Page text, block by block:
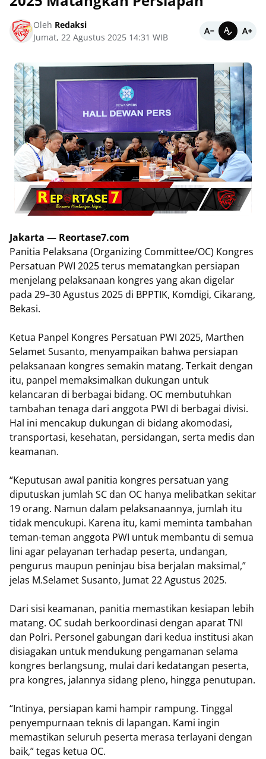
Oleh Redaksi
Jumat, 22 Agustus 2025 14:31 WIB
Jakarta — Reortase7.com
Panitia Pelaksana (Organizing Committee/OC) Kongres
Persatuan PWI 2025 terus mematangkan persiapan
menjelang pelaksanaan kongres yang akan digelar
pada 29–30 Agustus 2025 di BPPTIK, Komdigi, Cikarang,
Bekasi.
Ketua Panpel Kongres Persatuan PWI 2025, Marthen
Selamet Susanto, menyampaikan bahwa persiapan
pelaksanaan kongres semakin matang. Terkait dengan
itu, panpel memaksimalkan dukungan untuk
kelancaran di berbagai bidang. OC membutuhkan
tambahan tenaga dari anggota PWI di berbagai divisi.
Hal ini mencakup dukungan di bidang akomodasi,
transportasi, kesehatan, persidangan, serta medis dan
keamanan.
“Keputusan awal panitia kongres persatuan yang
diputuskan jumlah SC dan OC hanya melibatkan sekitar
19 orang. Namun dalam pelaksanaannya, jumlah itu
tidak mencukupi. Karena itu, kami meminta tambahan
teman-teman anggota PWI untuk membantu di semua
lini agar pelayanan terhadap peserta, undangan,
pengurus maupun peninjau bisa berjalan maksimal,”
jelas M.Selamet Susanto, Jumat 22 Agustus 2025.
Dari sisi keamanan, panitia memastikan kesiapan lebih
matang. OC sudah berkoordinasi dengan aparat TNI
dan Polri. Personel gabungan dari kedua institusi akan
disiagakan untuk mendukung pengamanan selama
kongres berlangsung, mulai dari kedatangan peserta,
pra kongres, jalannya sidang pleno, hingga penutupan.
“Intinya, persiapan kami hampir rampung. Tinggal
penyempurnaan teknis di lapangan. Kami ingin
memastikan seluruh peserta merasa terlayani dengan
baik,” tegas ketua OC.